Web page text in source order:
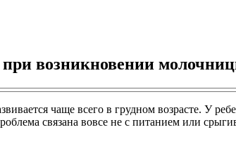
возникновении
чаще всего в грудном возрасте. У
связана вовсе не с питанием или